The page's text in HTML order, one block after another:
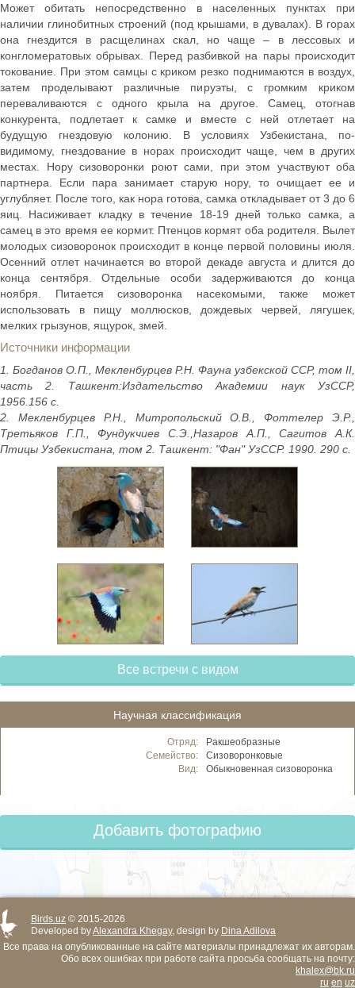
Может обитать непосредственно в населенных пунктах при
наличии глинобитных строений (под крышами, в дувалах). В горах
она гнездится в расщелинах скал, но чаще – в лессовых и
конгломератовых обрывах. Перед разбивкой на пары происходит
токование. При этом самцы с криком резко поднимаются в воздух,
затем проделывают различные пируэты, с громким криком
переваливаются с одного крыла на другое. Самец, отогнав
конкурента, подлетает к самке и вместе с ней отлетает на
будущую гнездовую колонию. В условиях Узбекистана, по-
видимому, гнездование в норах происходит чаще, чем в других
местах. Нору сизоворонки роют сами, при этом участвуют оба
партнера. Если пара занимает старую нору, то очищает ее и
углубляет. После того, как нора готова, самка откладывает от 3 до 6
яиц. Насиживает кладку в течение 18-19 дней только самка, а
самец в это время ее кормит. Птенцов кормят оба родителя. Вылет
молодых сизоворонок происходит в конце первой половины июля.
Осенний отлет начинается во второй декаде августа и длится до
конца сентября. Отдельные особи задерживаются до конца
ноября. Питается сизоворонка насекомыми, также может
использовать в пищу моллюсков, дождевых червей, лягушек,
мелких грызунов, ящурок, змей.
Источники информации
1. Богданов О.П., Мекленбурцев Р.Н. Фауна узбекской ССР, том II,
часть 2. Ташкент:Издательство Академии наук УзССР,
1956.156 с.
2. Мекленбурцев Р.Н., Митропольский О.В., Фоттелер Э.Р.,
Третьяков Г.П., Фундукчиев С.Э.,Назаров А.П., Сагитов А.К.
Птицы Узбекистана, том 2. Ташкент: "Фан" УзССР. 1990. 290 с.
Все встречи с видом
Научная классификация
Отряд:
Ракшеобразные
Семейство:
Сизоворонковые
Вид:
Обыкновенная сизоворонка
Добавить фотографию
Birds.uz © 2015-2026
Developed byAlexandra Khegay, design by Dina Adilova
Все права на опубликованные на сайте материалы принадлежат их авторам.
Обо всех ошибках при работе сайта просьба сообщать на почту:
khalex@bk.ru
ru en uz